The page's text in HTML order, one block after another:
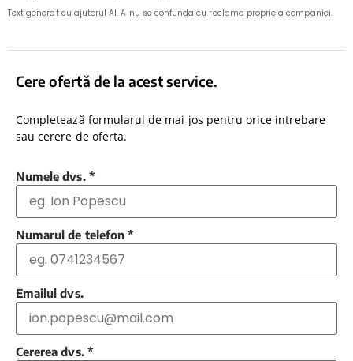
Text generat cu ajutorul AI. A nu se confunda cu reclama proprie a companiei.
Cere ofertă de la acest service.
Completează formularul de mai jos pentru orice intrebare
sau cerere de oferta.
Numele dvs. *
Numarul de telefon *
Emailul dvs.
Cererea dvs. *